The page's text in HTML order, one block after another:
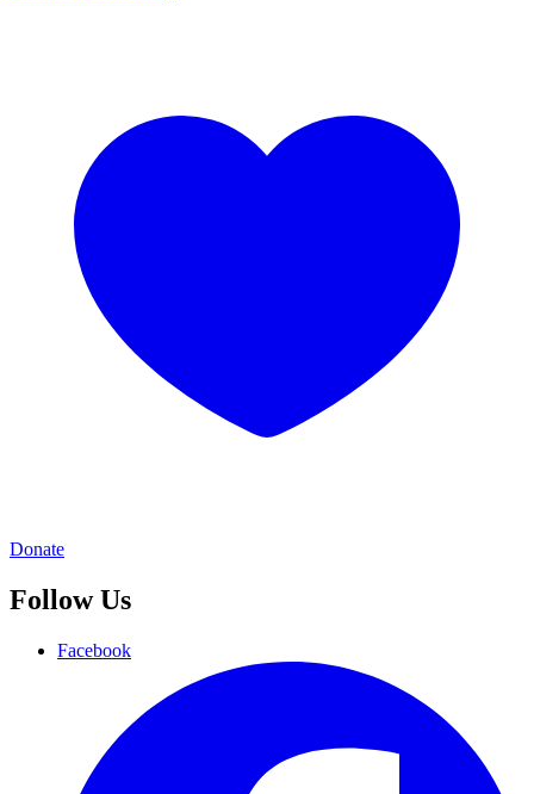
Donate
Follow Us
Facebook